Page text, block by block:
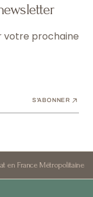
votre prochaine
S'ABONNER
en France Métropolitaine